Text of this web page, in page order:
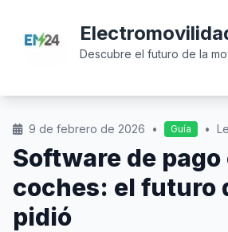
Descubre el futuro de la
9 de febrero de 2026 • Guía •
Software de pago
coches: el futuro
pidió